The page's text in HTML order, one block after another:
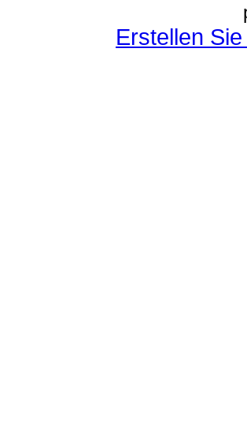
Erstellen